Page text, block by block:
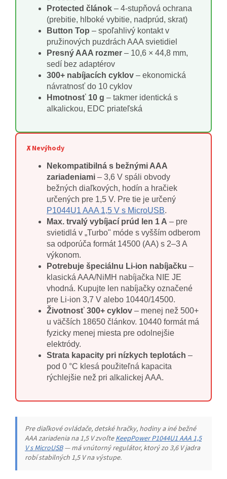
Protected článok – 4-stupňová ochrana
(prebitie, hlboké vybitie, nadprúd, skrat)
Button Top – spoľahlivý kontakt v
pružinových puzdrách AAA svietidiel
Presný AAA rozmer – 10,6 × 44,8 mm,
sedí bez adaptérov
300+ nabíjacích cyklov – ekonomická
návratnosť do 10 cyklov
Hmotnosť 10 g – takmer identická s
alkalickou, EDC priateľská
✘ Nevýhody
Nekompatibilná s bežnými AAA
zariadeniami – 3,6 V spáli obvody
bežných diaľkových, hodín a hračiek
určených pre 1,5 V. Pre tie je určený
P1044U1 AAA 1,5 V s MicroUSB.
Max. trvalý vybíjací prúd len 1 A – pre
svietidlá v „Turbo" móde s vyšším odberom
sa odporúča formát 14500 (AA) s 2–3 A
výkonom.
Potrebuje špeciálnu Li-ion nabíjačku –
klasická AAA/NiMH nabíjačka NIE JE
vhodná. Kupujte len nabíjačky označené
pre Li-ion 3,7 V alebo 10440/14500.
Životnosť 300+ cyklov – menej než 500+
u väčších 18650 článkov. 10440 formát má
fyzicky menej miesta pre odolnejšie
elektródy.
Strata kapacity pri nízkych teplotách –
pod 0 °C klesá použiteľná kapacita
rýchlejšie než pri alkalickej AAA.
Pre diaľkové ovládače, detské hračky, hodiny a iné bežné
AAA zariadenia na 1,5 V zvoľteKeepPower P1044U1 AAA 1,5
V s MicroUSB— má vnútorný regulátor, ktorý zo 3,6 V jadra
robí stabilných 1,5 V na výstupe.